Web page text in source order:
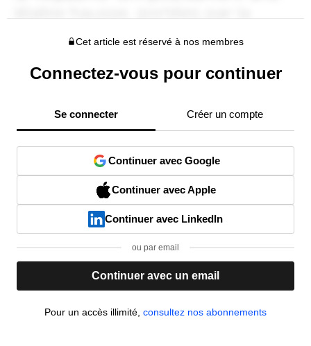
Cet article est réservé à nos membres
Connectez-vous pour continuer
Se connecter Créer un compte
Continuer avec Google
Continuer avec Apple
Continuer avec LinkedIn
ou par email
Continuer avec un email
Pour un accès illimité, consultez nos abonnements